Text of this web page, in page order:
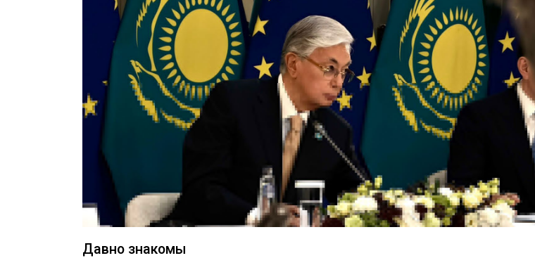
Давно знакомы